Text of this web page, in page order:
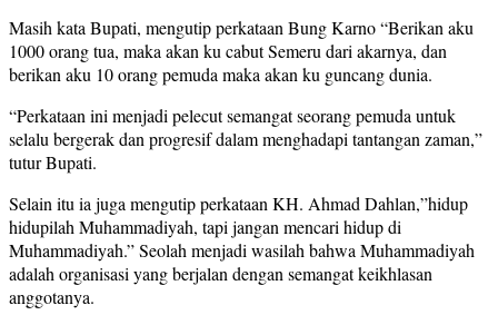
Masih kata Bupati, mengutip perkataan Bung Karno “Berikan aku
1000 orang tua, maka akan ku cabut Semeru dari akarnya, dan
berikan aku 10 orang pemuda maka akan ku guncang dunia.
“Perkataan ini menjadi pelecut semangat seorang pemuda untuk
selalu bergerak dan progresif dalam menghadapi tantangan zaman,”
tutur Bupati.
Selain itu ia juga mengutip perkataan KH. Ahmad Dahlan,”hidup
hidupilah Muhammadiyah, tapi jangan mencari hidup di
Muhammadiyah.” Seolah menjadi wasilah bahwa Muhammadiyah
adalah organisasi yang berjalan dengan semangat keikhlasan
anggotanya.